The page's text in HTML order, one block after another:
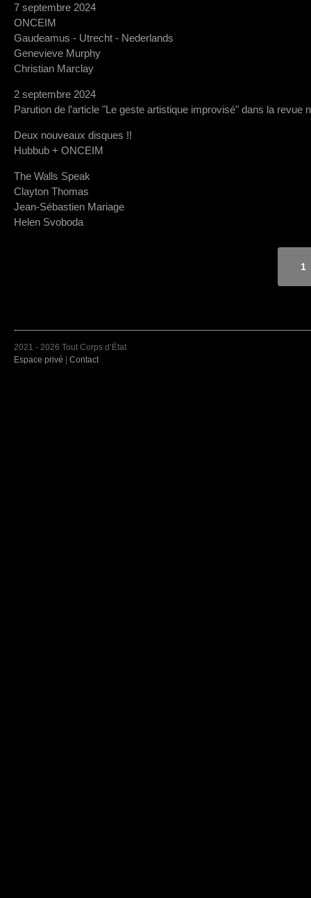
7 septembre 2024
ONCEIM
Gaudeamus - Utrecht - Nederlands
Genevieve Murphy
Christian Marclay
2 septembre 2024
Parution de l’article "Le geste artistique improvisé" dans la revue
Deux nouveaux disques !!
Hubbub + ONCEIM
The Walls Speak
Clayton Thomas
Jean-Sébastien Mariage
Helen Svoboda
1
2021 - 2026 Tout Corps d’État
Espace privé
Contact